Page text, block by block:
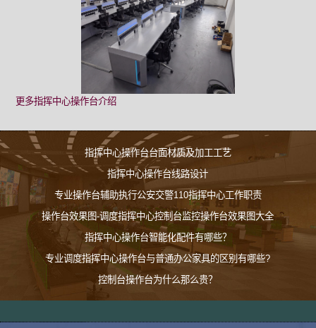
更多指挥中心操作台介绍
指挥中心操作台台面材质及加工工艺
指挥中心操作台线路设计
专业操作台辅助执行公安交警110指挥中心工作职责
操作台效果图-调度指挥中心控制台监控操作台效果图大全
指挥中心操作台智能化配件有哪些？
专业调度指挥中心操作台与普通办公家具的区别有哪些?
控制台操作台为什么那么贵？